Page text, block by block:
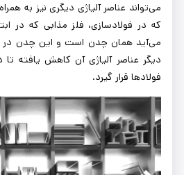
می‌تواند عناصر آلیاژی دیگری نیز به
که در فولادسازی، فلز مذابی که در
می‌آید همان چدن است و این چدن در
دیگر عناصر آلیاژی آن کاهش یافته تا
فولادها قرار گیرد.